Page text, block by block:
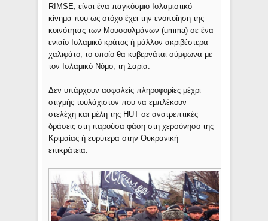
RIMSE, είναι ένα παγκόσμιο Ισλαμιστικό
κίνημα που ως στόχο έχει την ενοποίηση της
κοινότητας των Μουσουλμάνων (umma) σε ένα
ενιαίο Ισλαμικό κράτος ή μάλλον ακριβέστερα
χαλιφάτο, το οποίο θα κυβερνάται σύμφωνα με
τον Ισλαμικό Νόμο, τη Σαρία.
Δεν υπάρχουν ασφαλείς πληροφορίες μέχρι
στιγμής τουλάχιστον που να εμπλέκουν
στελέχη και μέλη της HUT σε ανατρεπτικές
δράσεις στη παρούσα φάση στη χερσόνησο της
Κριμαίας ή ευρύτερα στην Ουκρανική
επικράτεια.